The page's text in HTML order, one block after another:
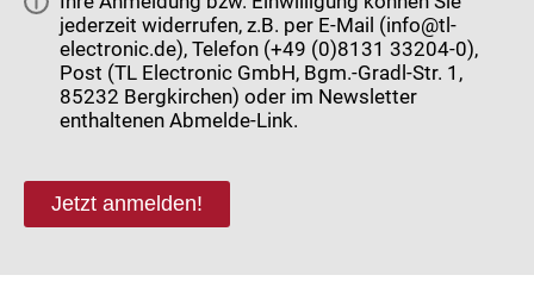
jederzeit widerrufen, z.B. per E-Mail (info@tl-
electronic.de), Telefon (+49 (0)8131 33204-0),
Post (TL Electronic GmbH, Bgm.-Gradl-Str. 1,
85232 Bergkirchen) oder im Newsletter
enthaltenen Abmelde-Link.
Jetzt anmelden!